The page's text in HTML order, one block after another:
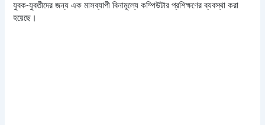
যুবক-যুবতীদের জন্য এক মাসব্যাপী বিনামূল্যে কম্পিউটার প্রশিক্ষণের ব্যবস্থা করা
হয়েছে।